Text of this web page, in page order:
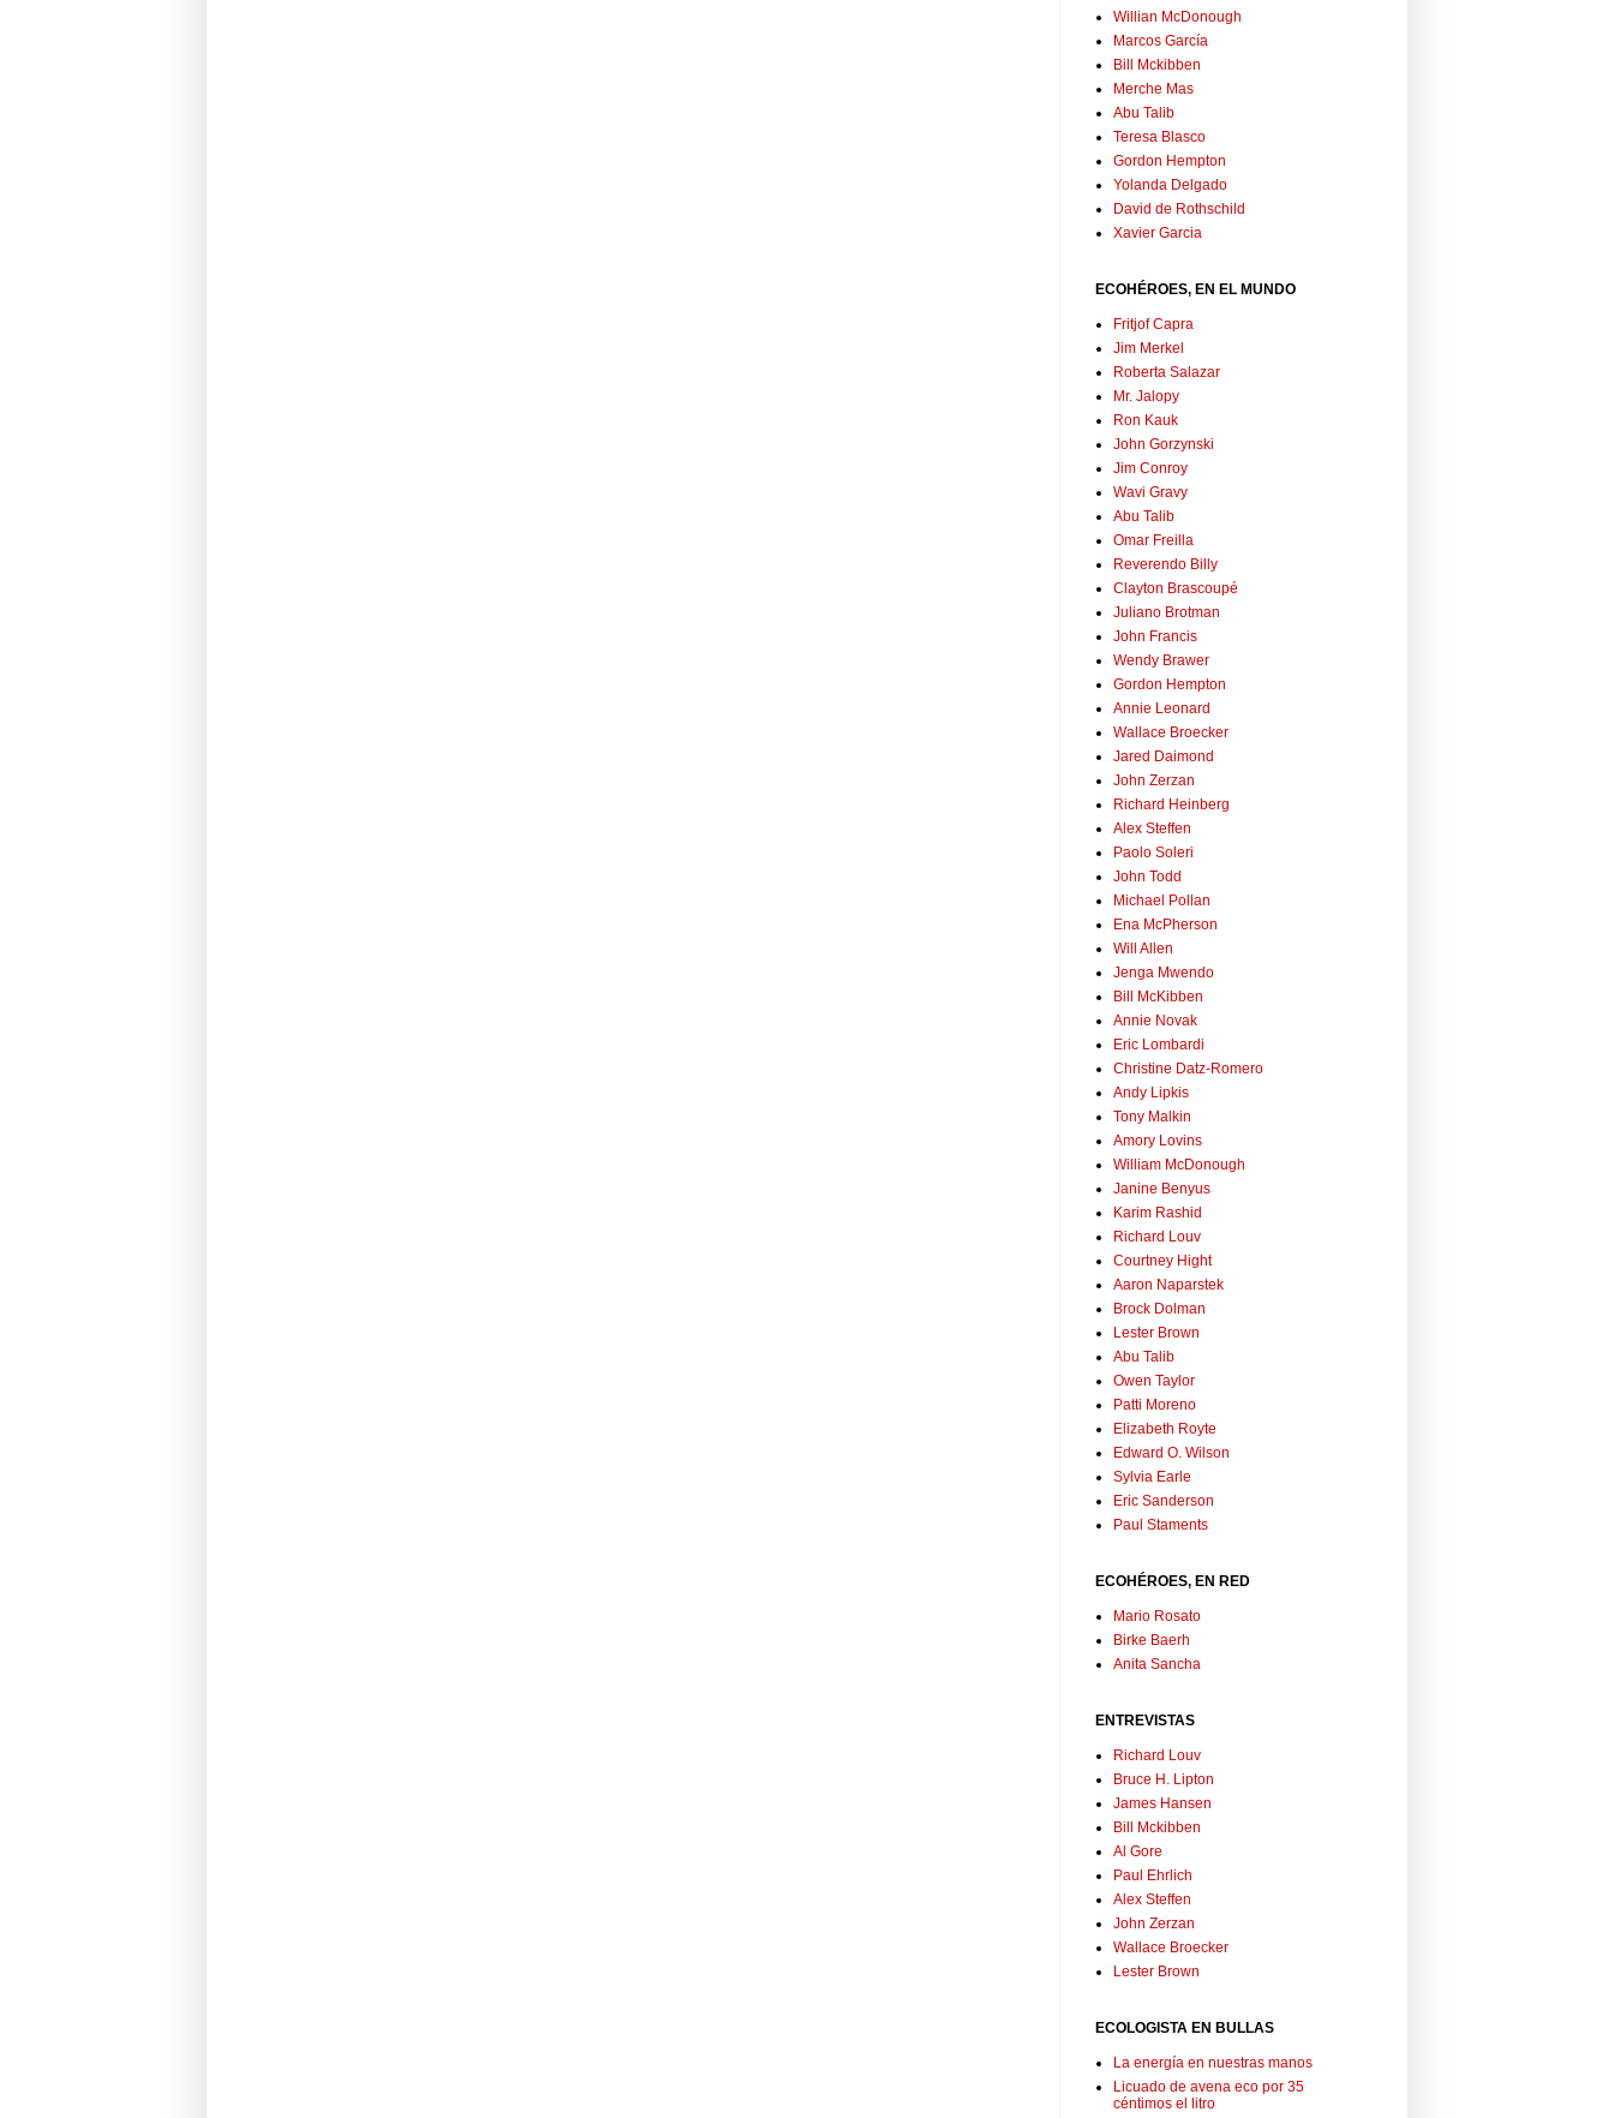
Willian McDonough
Marcos García
Bill Mckibben
Merche Mas
Abu Talib
Teresa Blasco
Gordon Hempton
Yolanda Delgado
David de Rothschild
Xavier Garcia
ECOHÉROES, EN EL MUNDO
Fritjof Capra
Jim Merkel
Roberta Salazar
Mr. Jalopy
Ron Kauk
John Gorzynski
Jim Conroy
Wavi Gravy
Abu Talib
Omar Freilla
Reverendo Billy
Clayton Brascoupé
Juliano Brotman
John Francis
Wendy Brawer
Gordon Hempton
Annie Leonard
Wallace Broecker
Jared Daimond
John Zerzan
Richard Heinberg
Alex Steffen
Paolo Soleri
John Todd
Michael Pollan
Ena McPherson
Will Allen
Jenga Mwendo
Bill McKibben
Annie Novak
Eric Lombardi
Christine Datz-Romero
Andy Lipkis
Tony Malkin
Amory Lovins
William McDonough
Janine Benyus
Karim Rashid
Richard Louv
Courtney Hight
Aaron Naparstek
Brock Dolman
Lester Brown
Abu Talib
Owen Taylor
Patti Moreno
Elizabeth Royte
Edward O. Wilson
Sylvia Earle
Eric Sanderson
Paul Staments
ECOHÉROES, EN RED
Mario Rosato
Birke Baerh
Anita Sancha
ENTREVISTAS
Richard Louv
Bruce H. Lipton
James Hansen
Bill Mckibben
Al Gore
Paul Ehrlich
Alex Steffen
John Zerzan
Wallace Broecker
Lester Brown
ECOLOGISTA EN BULLAS
La energía en nuestras manos
Licuado de avena eco por 35
céntimos el litro